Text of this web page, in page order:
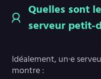
Quelles sont
serveur petit-
Idéalement, un·e
montre :